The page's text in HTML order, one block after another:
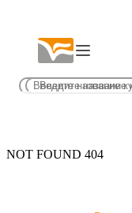
NOT FOUND 404